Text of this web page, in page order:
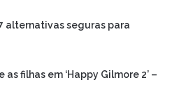
alternativas seguras para
filhas em ‘Happy Gilmore 2’ –